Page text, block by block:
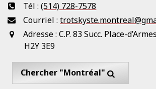
Tél : (514) 728-7578
Courriel :
Adresse : C.P. 83 Succ. Place-
H2Y 3E9
Chercher "Montréal"